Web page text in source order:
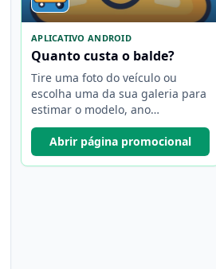
APLICATIVO ANDROID
Quanto custa o balde?
Tire uma foto do veículo ou
escolha uma da sua galeria para
estimar o modelo, ano
aproximado e valor de mercado.
Abrir página promocional